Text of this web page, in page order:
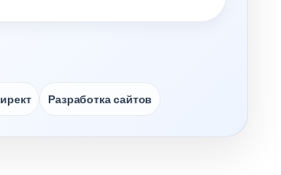
Разработка сайто